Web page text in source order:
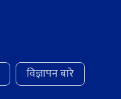
विज्ञापन बारे